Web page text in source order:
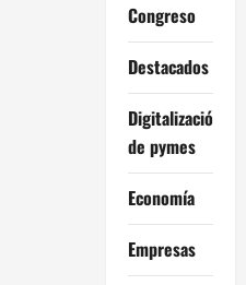
Congreso
Destacados
Digitalización
de pymes
Economía
Empresas